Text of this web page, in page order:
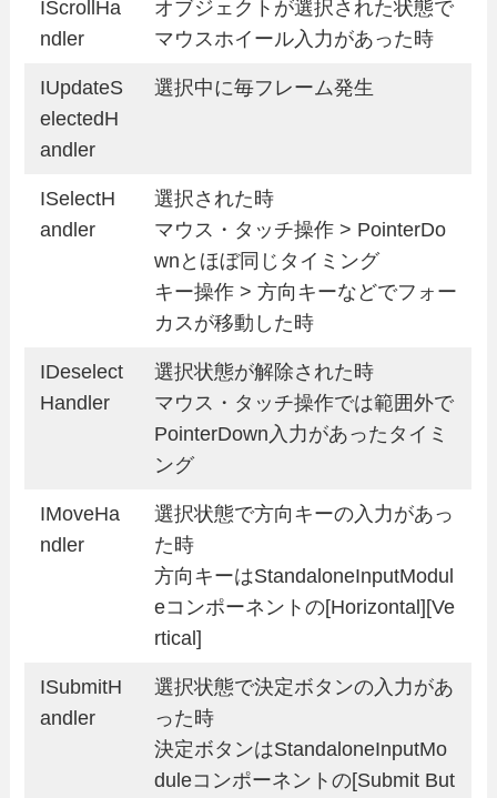
IScrollHa
ndler
オブジェクトが選択された状態で
マウスホイール入力があった時
IUpdateS
electedH
andler
選択中に毎フレーム発生
ISelectH
andler
選択された時
マウス・タッチ操作 > PointerDo
wnとほぼ同じタイミング
キー操作 > 方向キーなどでフォー
カスが移動した時
IDeselect
Handler
選択状態が解除された時
マウス・タッチ操作では範囲外で
PointerDown入力があったタイミ
ング
IMoveHa
ndler
選択状態で方向キーの入力があっ
た時
方向キーはStandaloneInputModul
eコンポーネントの[Horizontal][Ve
rtical]
ISubmitH
andler
選択状態で決定ボタンの入力があ
った時
決定ボタンはStandaloneInputMo
duleコンポーネントの[Submit But